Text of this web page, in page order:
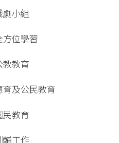
劇小組
方位學習
教教育
育及公民教育
民教育
輔工作